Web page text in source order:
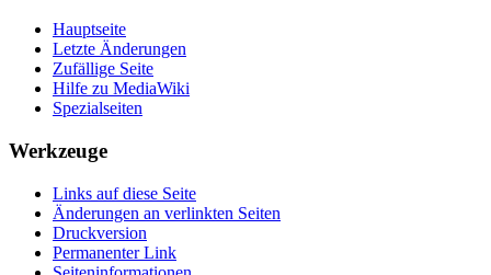
Hauptseite
Letzte Änderungen
Zufällige Seite
Hilfe zu MediaWiki
Spezialseiten
Werkzeuge
Links auf diese Seite
Änderungen an verlinkten Seiten
Druckversion
Permanenter Link